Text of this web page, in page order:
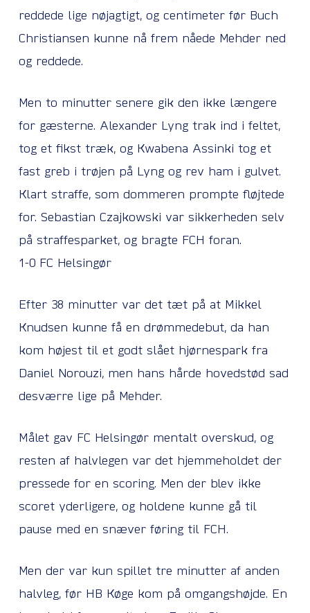
reddede lige nøjagtigt, og centimeter før Buch
Christiansen kunne nå frem nåede Mehder ned
og reddede.
Men to minutter senere gik den ikke længere
for gæsterne. Alexander Lyng trak ind i feltet,
tog et fikst træk, og Kwabena Assinki tog et
fast greb i trøjen på Lyng og rev ham i gulvet.
Klart straffe, som dommeren prompte fløjtede
for. Sebastian Czajkowski var sikkerheden selv
på straffesparket, og bragte FCH foran.
1-0 FC Helsingør
Efter 38 minutter var det tæt på at Mikkel
Knudsen kunne få en drømmedebut, da han
kom højest til et godt slået hjørnespark fra
Daniel Norouzi, men hans hårde hovedstød sad
desværre lige på Mehder.
Målet gav FC Helsingør mentalt overskud, og
resten af halvlegen var det hjemmeholdet der
pressede for en scoring. Men der blev ikke
scoret yderligere, og holdene kunne gå til
pause med en snæver føring til FCH.
Men der var kun spillet tre minutter af anden
halvleg, før HB Køge kom på omgangshøjde. En